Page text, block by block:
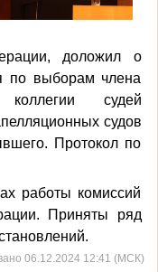
доложил о
по выборам члена
судей
судов
Протокол по
работы комиссий
Приняты ряд
06.12.2024 12:41 (МСК)